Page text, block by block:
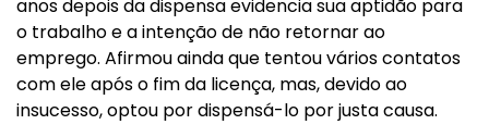
anos depois da dispensa evidencia sua aptidão para
o trabalho e a intenção de não retornar ao
emprego. Afirmou ainda que tentou vários contatos
com ele após o fim da licença, mas, devido ao
insucesso, optou por dispensá-lo por justa causa.